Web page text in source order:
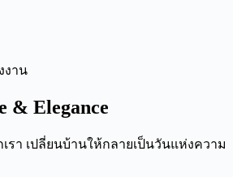
& Elegance
รา เปลี่ยนบ้านให้กลายเป็นวันแห่งความ